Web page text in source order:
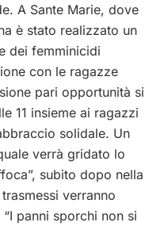
A Sante Marie, dove
è stato realizzato un
dei femminicidi
con le ragazze
pari opportunità si
11 insieme ai ragazzi
solidale. Un
verrà gridato lo
subito dopo nella
verranno
panni sporchi non si